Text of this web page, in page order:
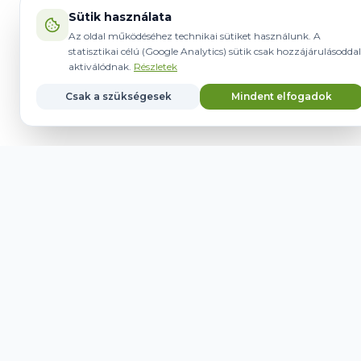
Sütik használata
Az oldal működéséhez technikai sütiket használunk. A
statisztikai célú (Google Analytics) sütik csak hozzájárulásoddal
aktiválódnak. Részletek
Csak a szükségesek Mindent elfogadok